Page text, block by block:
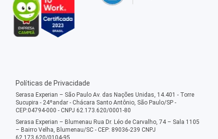
Políticas de Privacidade
Serasa Experian – São Paulo Av. das Nações Unidas, 14.401 - Torre
Sucupira - 24ºandar - Chácara Santo Antônio, São Paulo/SP -
CEP:04794-000 - CNPJ 62.173.620/0001-80
Serasa Experian – Blumenau Rua Dr. Léo de Carvalho, 74 – Sala 1105
– Bairro Velha, Blumenau/SC - CEP: 89036-239 CNPJ
62.173.620/0104-95